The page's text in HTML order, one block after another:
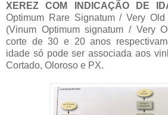
XEREZ COM INDICAÇÃO DE
Optimum Rare Signatum / Very
(Vinum Optimum signatum / Very
corte de 30 e 20 anos
idade só pode ser associada aos
Cortado, Oloroso e PX.